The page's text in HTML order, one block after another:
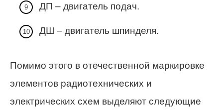
ДП – двигатель подач.
ДШ – двигатель шпинделя.
Помимо этого в отечественной маркировке
элементов радиотехнических и
электрических схем выделяют следующие